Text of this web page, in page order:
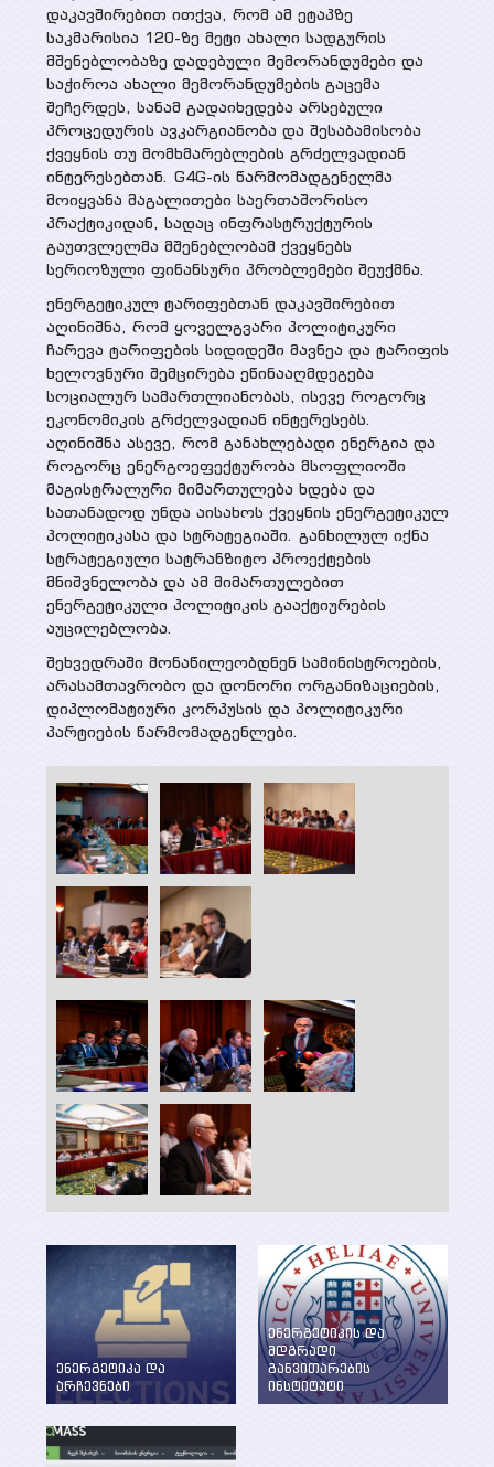
დაკავშირებით ითქვა, რომ ამ ეტაპზე
საკმარისია 120-ზე მეტი ახალი სადგურის
მშენებლობაზე დადებული მემორანდუმები და
საჭიროა ახალი მემორანდუმების გაცემა
შეჩერდეს, სანამ გადაიხედება არსებული
პროცედურის ავკარგიანობა და შესაბამისობა
ქვეყნის თუ მომხმარებლების გრძელვადიან
ინტერესებთან. G4G-ის წარმომადგენელმა
მოიყვანა მაგალითები საერთაშორისო
პრაქტიკიდან, სადაც ინფრასტრუქტურის
გაუთვლელმა მშენებლობამ ქვეყნებს
სერიოზული ფინანსური პრობლემები შეუქმნა.
ენერგეტიკულ ტარიფებთან დაკავშირებით
აღინიშნა, რომ ყოველგვარი პოლიტიკური
ჩარევა ტარიფების სიდიდეში მავნეა და ტარიფის
ხელოვნური შემცირება ეწინააღმდეგება
სოციალურ სამართლიანობას, ისევე როგორც
ეკონომიკის გრძელვადიან ინტერესებს.
აღინიშნა ასევე, რომ განახლებადი ენერგია და
როგორც ენერგოეფექტურობა მსოფლიოში
მაგისტრალური მიმართულება ხდება და
სათანადოდ უნდა აისახოს ქვეყნის ენერგეტიკულ
პოლიტიკასა და სტრატეგიაში. განხილულ იქნა
სტრატეგიული სატრანზიტო პროექტების
მნიშვნელობა და ამ მიმართულებით
ენერგეტიკული პოლიტიკის გააქტიურების
აუცილებლობა.
შეხვედრაში მონაწილეობდნენ სამინისტროების,
არასამთავრობო და დონორი ორგანიზაციების,
დიპლომატიური კორპუსის და პოლიტიკური
პარტიების წარმომადგენლები.
ენერგეტიკა და
არჩევნები
ენერგეტიკის
საკითხების განხილვა
პერიოდში
ენერგეტიკის და
მდგრადი
განვითარების
ინსტიტუტი
WEG-მა დააფუძნა